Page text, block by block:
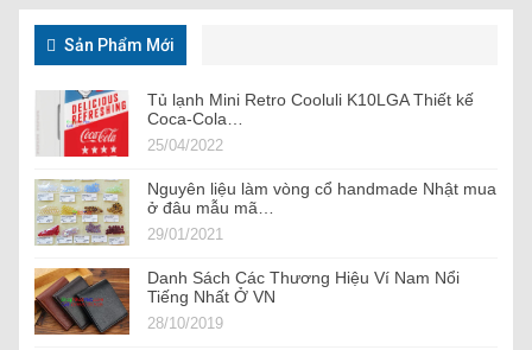
Sản Phẩm Mới
Tủ lạnh Mini Retro Cooluli K10LGA Thiết kế
Coca-Cola…
25/04/2022
Nguyên liệu làm vòng cổ handmade Nhật mua
ở đâu mẫu mã…
29/01/2021
Danh Sách Các Thương Hiệu Ví Nam Nổi
Tiếng Nhất Ở VN
28/10/2019